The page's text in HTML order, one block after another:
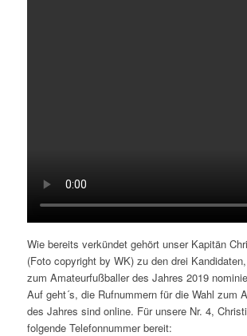
Wie bereits verkündet gehört unser Kapitän
(Foto copyright by WK) zu den drei
zum Amateurfußballer des Jahres 2019
Auf geht´s, die Rufnummern für die Wahl zum
des Jahres sind online. Für unsere Nr. 4,
folgende Telefonnummer bereit: